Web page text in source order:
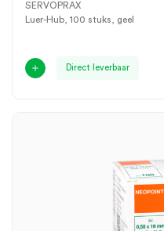
SERVOPRAX
Luer-Hub, 100 stuks, geel
Direct leverbaar